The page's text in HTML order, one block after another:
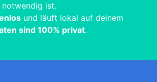
ist.
und läuft lokal auf deinem
sind 100% privat.